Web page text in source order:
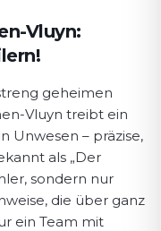
Vluyn:
geheimen
Vluyn treibt ein
Unwesen – präzise,
als „Der
sondern nur
die über ganz
ein Team mit